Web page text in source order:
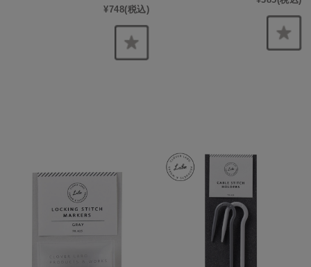
¥748(税込)